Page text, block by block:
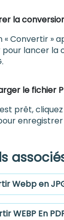
la
« Convertir »
lancer la
le fichier
prêt,
Webp en
WEBP En